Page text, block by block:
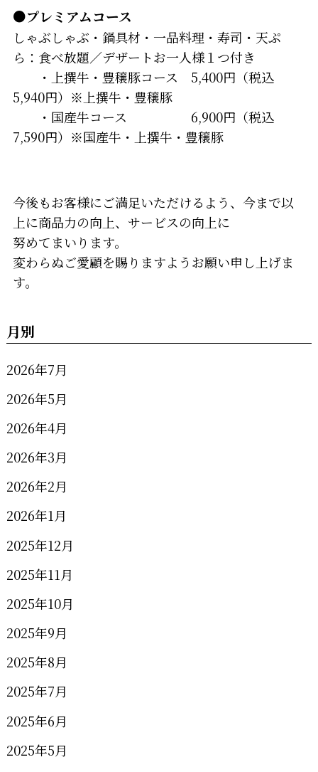
●プレミアムコース
しゃぶしゃぶ・鍋具材・一品料理・寿司・天ぷ
ら：食べ放題／デザートお一人様１つ付き
・上撰牛・豊穣豚コース 5,400円（税込
5,940円）※上撰牛・豊穣豚
・国産牛コース 6,900円（税込
7,590円）※国産牛・上撰牛・豊穣豚
今後もお客様にご満足いただけるよう、今まで以
上に商品力の向上、サービスの向上に
努めてまいります。
変わらぬご愛顧を賜りますようお願い申し上げま
す。
月別
2026年7月
2026年5月
2026年4月
2026年3月
2026年2月
2026年1月
2025年12月
2025年11月
2025年10月
2025年9月
2025年8月
2025年7月
2025年6月
2025年5月